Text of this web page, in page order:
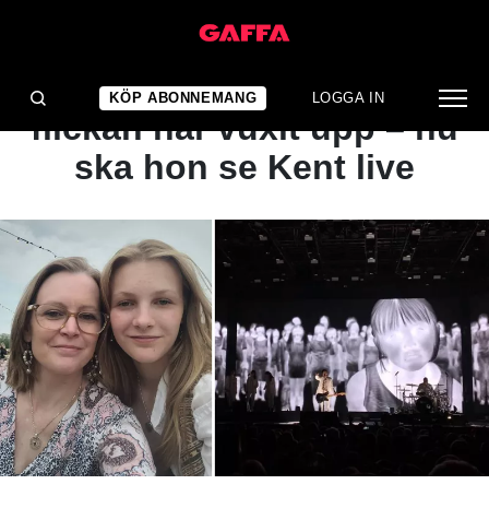
KÖP ABONNEMANG LOGGA IN
INTERVJU
"Den sista sången"-
flickan har vuxit upp – nu
ska hon se Kent live